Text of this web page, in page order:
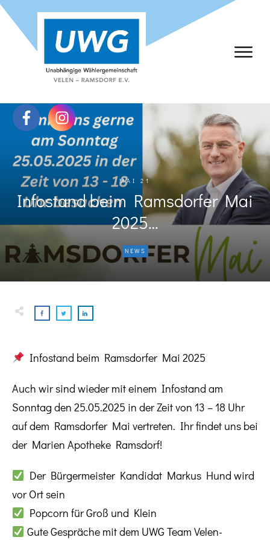
MAI 21
Infostand beim Ramsdorfer Mai
2025…
NEWS
Infostand beim Ramsdorfer Mai 2025
Auch wir sind wieder mit einem Infostand am
Sonntag den 25.05.2025 in der Zeit von 13 – 18 Uhr
auf dem Ramsdorfer Mai vertreten. Ihr findet uns bei
der Marien Apotheke Ramsdorf!
Der Bürgermeister Kandidat Markus Hund wird
vor Ort sein
Popcorn für Groß und Klein
Gute Gespräche mit dem UWG Team Velen-